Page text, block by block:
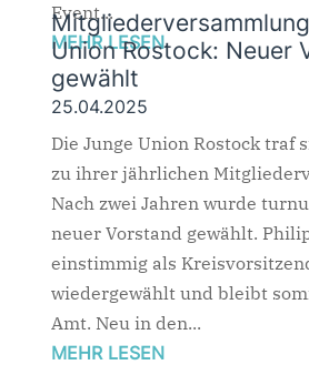
Event...
MEHR LESEN
Union Rostock: Neuer
gewählt
25.04.2025
Die Junge Union Rostock traf
zu ihrer jährlichen
Nach zwei Jahren wurde
neuer Vorstand gewählt.
einstimmig als
wiedergewählt und bleibt
Amt. Neu in den...
MEHR LESEN